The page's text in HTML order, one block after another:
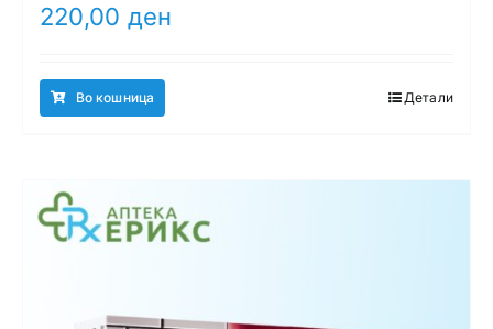
220,00 ден
Во кошница Детали